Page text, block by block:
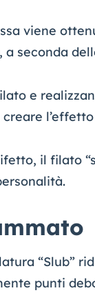
viene
seconda
e
il filato
“Slub”
punti